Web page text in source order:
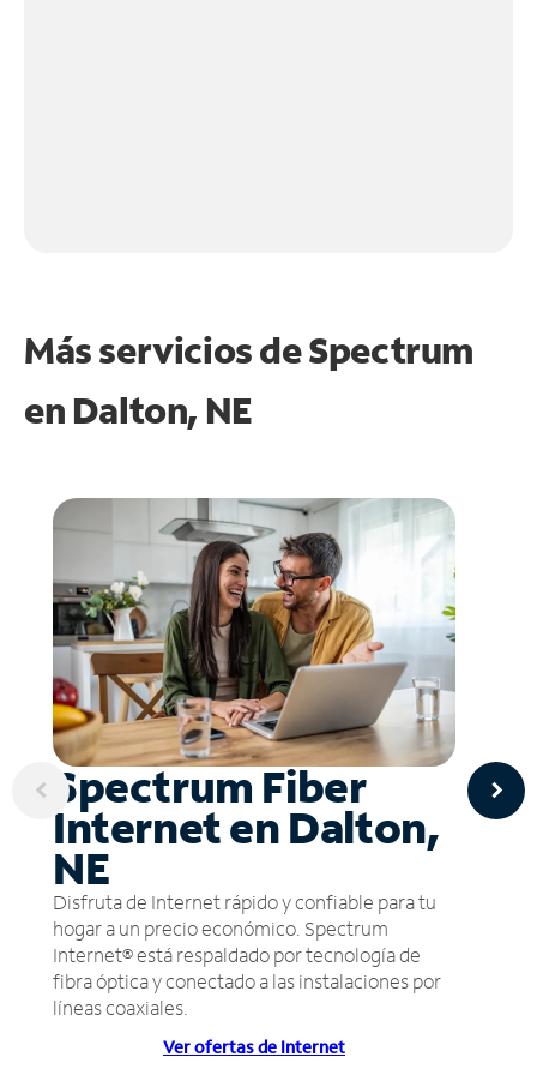
Más servicios de Spectrum
en Dalton, NE
Spectrum Fiber
Internet en Dalton,
NE
Disfruta de Internet rápido y confiable para tu
hogar a un precio económico. Spectrum
Internet® está respaldado por tecnología de
fibra óptica y conectado a las instalaciones por
líneas coaxiales.
Ver ofertas de Internet